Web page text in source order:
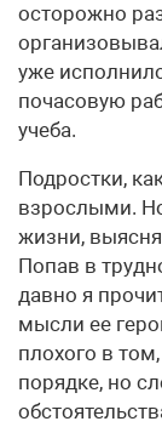
осторожно
уже
почасовую
учеба.
Подростки,
взрослыми.
жизни,
Попав в
давно я
мысли ее
плохого в
порядке, но